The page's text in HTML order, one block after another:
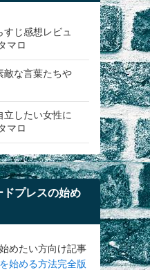
すじ感想レビュ
マロ
敵な言葉たちや
立したい女性に
マロ
プレスの始め
めたい方向け記事
始める方法完全版